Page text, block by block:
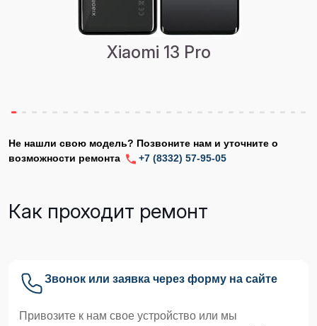
Xiaomi 13 Pro
Не нашли свою модель? Позвоните нам и уточните о
возможности ремонта
+7 (8332) 57-95-05
Как проходит ремонт
Звонок или заявка через форму на сайте
Привозите к нам свое устройство или мы